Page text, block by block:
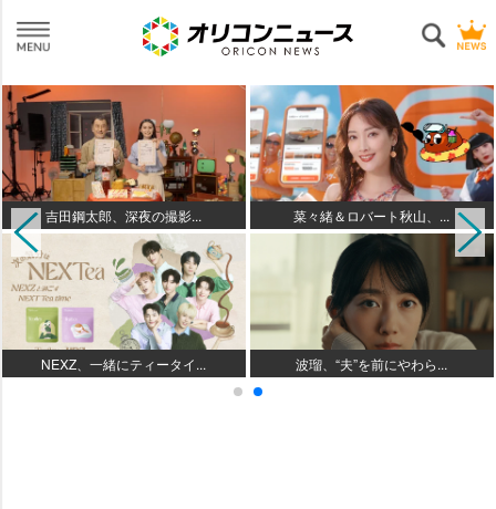
吉田鋼太郎、深夜の撮影... 菜々緒＆ロバート秋山、...
NEXZ、一緒にティータイ... 波瑠、“夫”を前にやわら...